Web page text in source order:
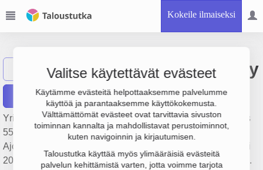
Kokeile ilmaiseksi
Valitse käytettävät evästeet
Käytämme evästeitä helpottaaksemme palvelumme
käyttöä ja parantaaksemme käyttökokemusta.
Välttämättömät evästeet ovat tarvittavia sivuston
toiminnan kannalta ja mahdollistavat perustoiminnot,
kuten navigoinnin ja kirjautumisen.
Taloustutka käyttää myös ylimääräisiä evästeitä
palvelun kehittämistä varten, jotta voimme tarjota
Näytä haku Sievin JR. Piste Oy
Raportit
Yrityksen Sievin JR. Piste Oy liikevaihto on 439 000 €, tulos
55 000 € ja henkilöstömäärä 2. Sen päätoimiala on
Ajoneuvojen polttoaineen vähittäiskauppa, perustamisvuosi
2008 ja sijainti Sievi. Yrityksen yhtiömuoto Osakeyhtiö (OY).